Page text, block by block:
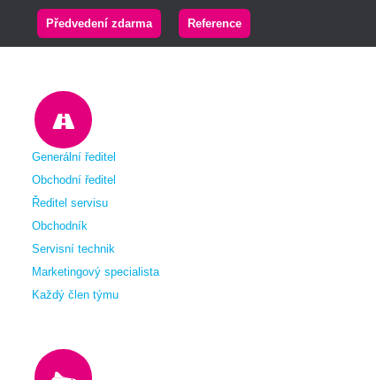
Reference
Předvedení zdarma
Generální ředitel
Obchodní ředitel
Ředitel servisu
Obchodník
Servisní technik
Marketingový specialista
Každý člen týmu